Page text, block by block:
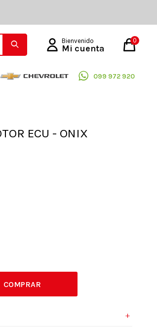
099 972 920
0
ECU - ONIX
COMPRAR